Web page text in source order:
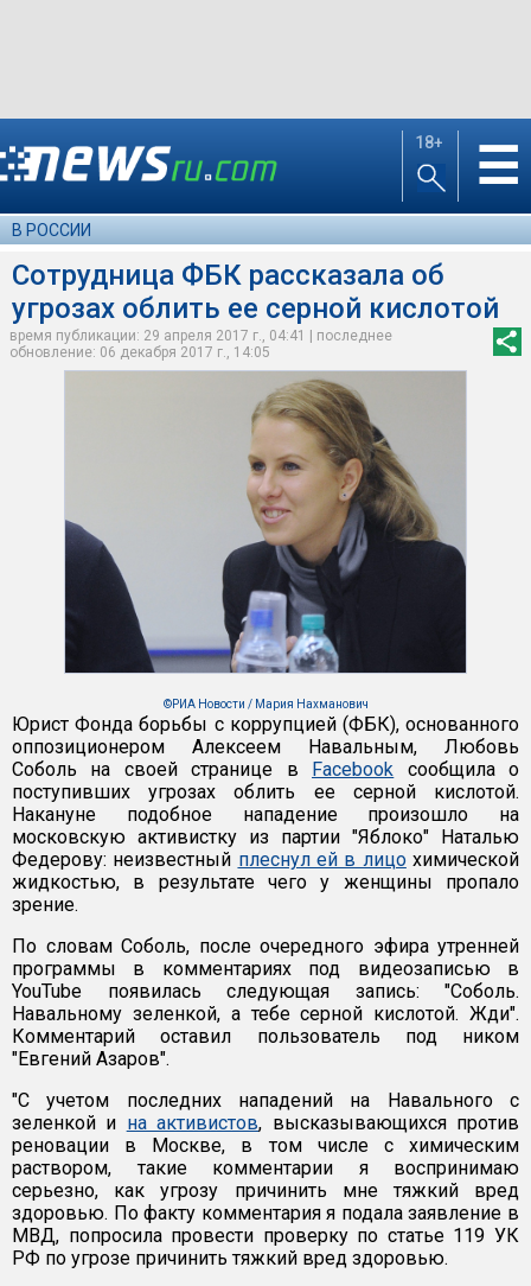
18+ ☰
В РОССИИ
Сотрудница ФБК рассказала об
угрозах облить ее серной кислотой
время публикации: 29 апреля 2017 г., 04:41 | последнее
обновление: 06 декабря 2017 г., 14:05
©РИА Новости / Мария Нахманович
Юрист Фонда борьбы с коррупцией (ФБК), основанного
оппозиционером Алексеем Навальным, Любовь
Соболь на своей странице в Facebook сообщила о
поступивших угрозах облить ее серной кислотой.
Накануне подобное нападение произошло на
московскую активистку из партии "Яблоко" Наталью
Федерову: неизвестный плеснул ей в лицохимической
жидкостью, в результате чего у женщины пропало
зрение.
По словам Соболь, после очередного эфира утренней
программы в комментариях под видеозаписью в
YouTube появилась следующая запись: "Соболь.
Навальному зеленкой, а тебе серной кислотой. Жди".
Комментарий оставил пользователь под ником
"Евгений Азаров".
"С учетом последних нападений на Навального с
зеленкой и на активистов, высказывающихся против
реновации в Москве, в том числе с химическим
раствором, такие комментарии я воспринимаю
серьезно, как угрозу причинить мне тяжкий вред
здоровью. По факту комментария я подала заявление в
МВД, попросила провести проверку по статье 119 УК
РФ по угрозе причинить тяжкий вред здоровью.